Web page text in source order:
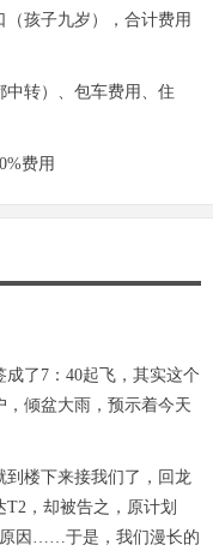
孩子九岁），合计费用
中转）、包车费用、住
费用
了7：40起飞，其实这个
，倾盆大雨，预示着今天
到楼下来接我们了，回龙
，却被告之，原计划
原因……于是，我们漫长的